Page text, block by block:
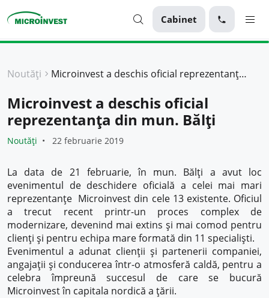
Cabinet
Despre Microinvest
Pentru Clienți
Noutăți Microinvest a deschis oficial reprezentanța din mun. Bălți
Microinvest a deschis oficial
reprezentanța din mun. Bălți
Noutăți 22 februarie 2019
La data de 21 februarie, în mun. Bălți a avut loc
evenimentul de deschidere oficială a celei mai mari
reprezentanțe Microinvest din cele 13 existente. Oficiul
a trecut recent printr-un proces complex de
modernizare, devenind mai extins și mai comod pentru
clienți și pentru echipa mare formată din 11 specialiști.
Evenimentul a adunat clienții și partenerii companiei,
angajații și conducerea într-o atmosferă caldă, pentru a
celebra împreună succesul de care se bucură
Microinvest în capitala nordică a țării.